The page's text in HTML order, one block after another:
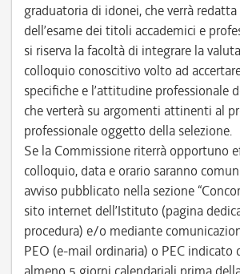
graduatoria di idonei, che verrà
dell’esame dei titoli accademici e
si riserva la facoltà di integrare la
colloquio conoscitivo volto ad
specifiche e l’attitudine professionale
che verterà su argomenti attinenti al
professionale oggetto della selezione.
Se la Commissione riterrà opportuno
colloquio, data e orario saranno
avviso pubblicato nella sezione
sito internet dell’Istituto (pagina
procedura) e/o mediante
PEO (e-mail ordinaria) o PEC indicato